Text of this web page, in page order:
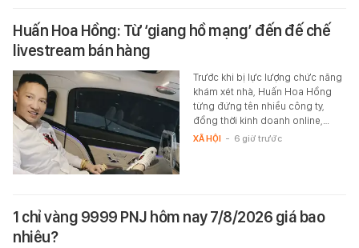
Huấn Hoa Hồng: Từ ‘giang hồ mạng’ đến đế chế
livestream bán hàng
Trước khi bị lực lượng chức năng
khám xét nhà, Huấn Hoa Hồng
từng đứng tên nhiều công ty,
đồng thời kinh doanh online,…
XÃ HỘI - 6 giờ trước
1 chỉ vàng 9999 PNJ hôm nay 7/8/2026 giá bao
nhiêu?